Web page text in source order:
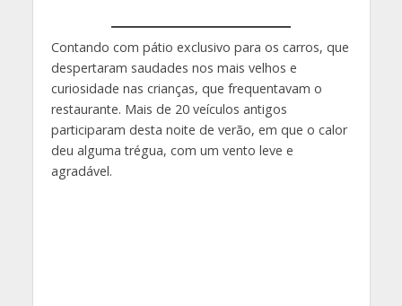
Contando com pátio exclusivo para os carros, que
despertaram saudades nos mais velhos e
curiosidade nas crianças, que frequentavam o
restaurante. Mais de 20 veículos antigos
participaram desta noite de verão, em que o calor
deu alguma trégua, com um vento leve e
agradável.